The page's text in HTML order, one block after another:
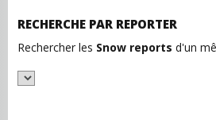
RECHERCHE PAR REPORTER
Rechercher les Snow reports d'un